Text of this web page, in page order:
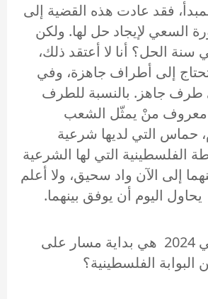
فقد عادت هذه القضية إلى
السعي لإيجاد حل لها. ولكن
2024 هي سنة الحل؟ أنا لا أعتقد ذلك،
إلى أطراف جاهزة، وفي
طرف جاهز. بالنسبة للطرف
معروف منْ يمثّل الشعب
حماس التي لديها شرعية
الفلسطينية التي لها الشرعية
إلى الآن واد سحيق، ولا أعلم
اليوم أن يوفق بينهما.
: يعني 2024 هي بداية مسار على
الفلسطينية؟